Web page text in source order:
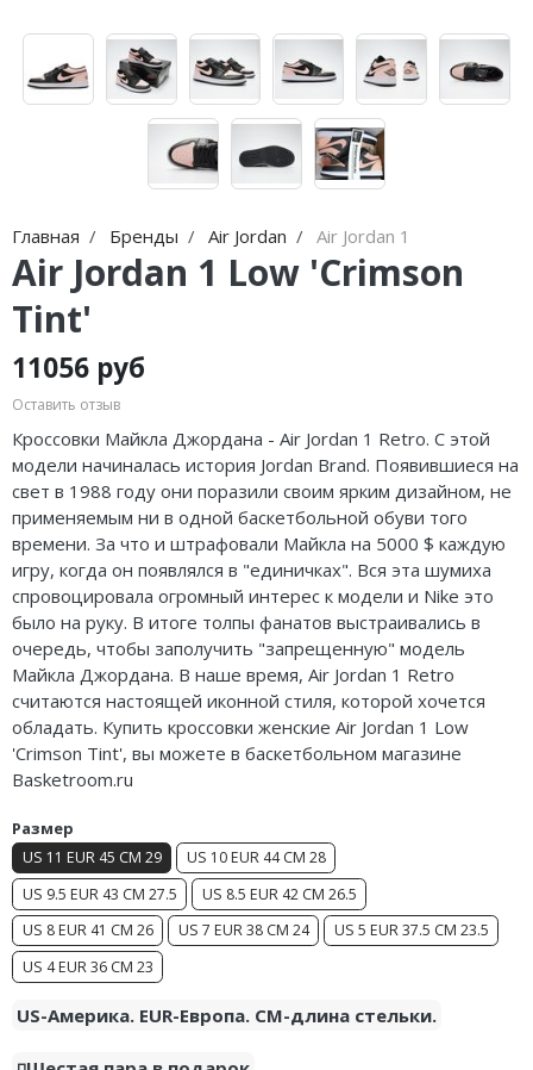
Главная Бренды Air Jordan Air Jordan 1
Air Jordan 1 Low 'Crimson
Tint'
11056 руб
Оставить отзыв
Кроссовки Майкла Джордана - Air Jordan 1 Retro. С этой
модели начиналась история Jordan Brand. Появившиеся на
свет в 1988 году они поразили своим ярким дизайном, не
применяемым ни в одной баскетбольной обуви того
времени. За что и штрафовали Майкла на 5000 $ каждую
игру, когда он появлялся в "единичках". Вся эта шумиха
спровоцировала огромный интерес к модели и Nike это
было на руку. В итоге толпы фанатов выстраивались в
очередь, чтобы заполучить "запрещенную" модель
Майкла Джордана. В наше время, Air Jordan 1 Retro
считаются настоящей иконной стиля, которой хочется
обладать. Купить кроссовки женские Air Jordan 1 Low
'Crimson Tint', вы можете в баскетбольном магазине
Basketroom.ru
Размер
US 11 EUR 45 CM 29
US 10 EUR 44 CM 28
US 9.5 EUR 43 CM 27.5
US 8.5 EUR 42 CM 26.5
US 8 EUR 41 CM 26
US 7 EUR 38 CM 24
US 5 EUR 37.5 CM 23.5
US 4 EUR 36 CM 23
US-Америка. EUR-Европа. CM-длина стельки.
Nike Dunk
Nike Shox
Nike Initiator
Nike Pegasus
Nike Precision
Nike Hyperdunk
Nike Hyperset
Nike Cosmic Unity
Nike Air Deldon
Nike Sabrina
Nike A’ja
Nike ST
Nike GT
Nike Book
Nike LeBron
Nike Kyrie
Nike Freak
Nike KD
adidas Samba
adidas Gazelle
adidas Handball
adidas adiFOM
adidas Adizero
adidas Harden
adidas Dame
adidas AE
Adidas Yeezy Boost 350 V2